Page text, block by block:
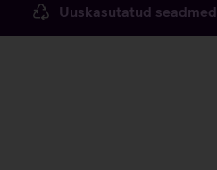
Uuskasutatud seadmed